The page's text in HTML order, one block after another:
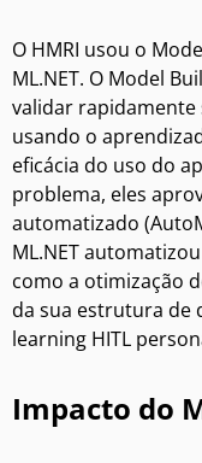
O HMRI usou o
ML.NET. O Model
validar
usando o
eficácia do uso do
problema, eles
automatizado
ML.NET
como a otimização
da sua estrutura de
learning HITL
Impacto do